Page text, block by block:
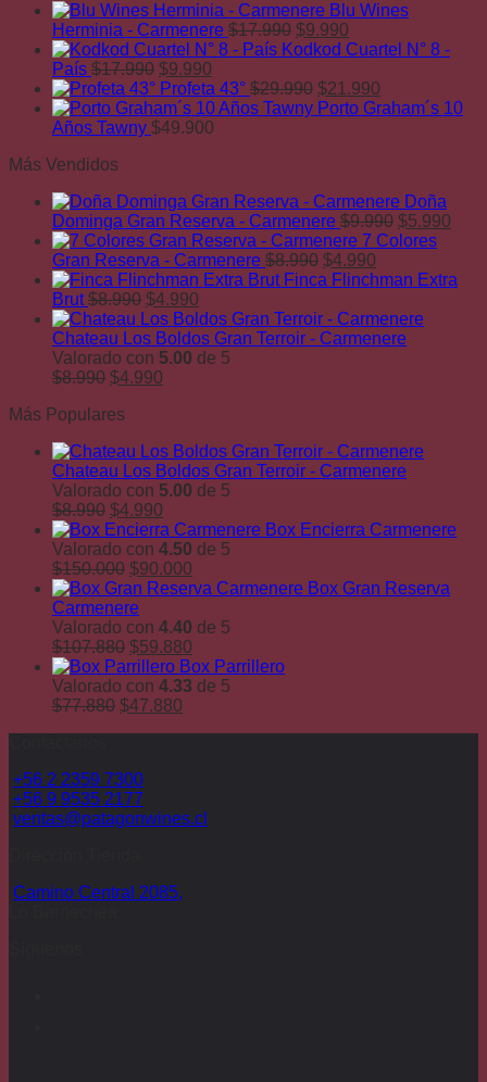
era:
$119.880.
es:
$83.880.
Blu Wines
Herminia - Carmenere $17.990 El
precio
era:
$17.990.
$9.990
precio
es:
$9.990.
Kodkod Cuartel N° 8 -
País $17.990 El
precio
original
era:
$9.990
precio
actual
es:
Profeta 43° $29.990 El
precio
$21.990
precio
Porto Graham´s 10
Años Tawny $49.900
Más Vendidos
Doña
Dominga Gran Reserva - Carmenere $9.990 El
precio
era:
$5.990
es:
7 Colores
Gran Reserva - Carmenere $8.990 El
precio
era:
$8.990.
$4.990
precio
es:
$4.990.
Finca Flinchman Extra
Brut $8.990 El
precio
original
era:
$8.990.
$4.990
precio
actual
es:
Chateau Los Boldos Gran Terroir - Carmenere
Valorado con 5.00 de 5
$8.990 El
original
$8.990.
$4.990
$4.990.
Más Populares
Chateau Los Boldos Gran Terroir - Carmenere
Valorado con 5.00 de 5
$8.990 El
precio
original
era:
$8.990.
$4.990
precio
actual
es:
$4.990.
Box Encierra Carmenere
Valorado con 4.50 de 5
$150.000 El
precio
original
era:
$150.000.
$90.000
precio
es:
Box Gran Reserva
Carmenere
Valorado con 4.40 de 5
$107.880 El
precio
original
era:
$59.880
precio
actual
Box Parrillero
Valorado con 4.33 de 5
$77.880 El
$77.880.
$47.880
+56 2 2359 7300
+56 9 9535 2177
ventas@patagonwines.cl
Camino Central 2085,